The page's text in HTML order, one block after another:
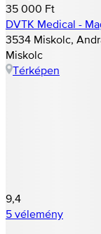
35 000 Ft
DVTK Medical -
3534 Miskolc,
Miskolc
Térképen
9,4
5 vélemény